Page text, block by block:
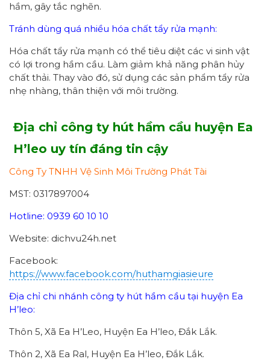
hầm, gây tắc nghẽn.
Tránh dùng quá nhiều hóa chất tẩy rửa mạnh:
Hóa chất tẩy rửa mạnh có thể tiêu diệt các vi sinh vật
có lợi trong hầm cầu. Làm giảm khả năng phân hủy
chất thải. Thay vào đó, sử dụng các sản phẩm tẩy rửa
nhẹ nhàng, thân thiện với môi trường.
Địa chỉ công ty hút hầm cầu huyện Ea
H’leo uy tín đáng tin cậy
Công Ty TNHH Vệ Sinh Môi Trường Phát Tài
MST: 0317897004
Hotline: 0939 60 10 10
Website: dichvu24h.net
Facebook:
https://www.facebook.com/huthamgiasieure
Địa chỉ chi nhánh công ty hút hầm cầu tại huyện Ea
H’leo:
Thôn 5, Xã Ea H’Leo, Huyện Ea H’leo, Đắk Lắk.
Thôn 2, Xã Ea Ral, Huyện Ea H’leo, Đắk Lắk.